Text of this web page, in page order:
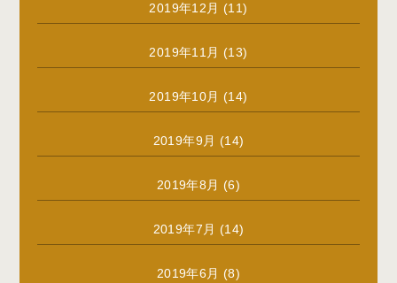
2019年12月 (11)
2019年11月 (13)
2019年10月 (14)
2019年9月 (14)
2019年8月 (6)
2019年7月 (14)
2019年6月 (8)